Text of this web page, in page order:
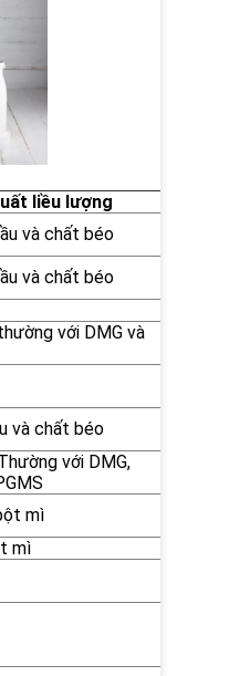
liều lượng
và chất béo
và chất béo
với DMG và
và chất béo
với DMG,
mì
mì